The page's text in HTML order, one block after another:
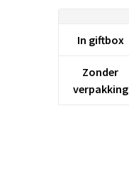
In giftbox
Zonder
verpakking